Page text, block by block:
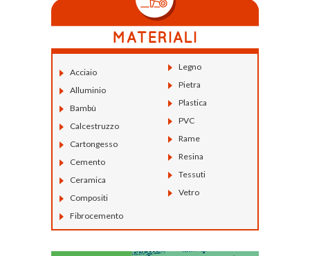
Acciaio
Alluminio
Bambù
Calcestruzzo
Cartongesso
Cemento
Ceramica
Compositi
Fibrocemento
Legno
Pietra
Plastica
PVC
Rame
Resina
Tessuti
Vetro